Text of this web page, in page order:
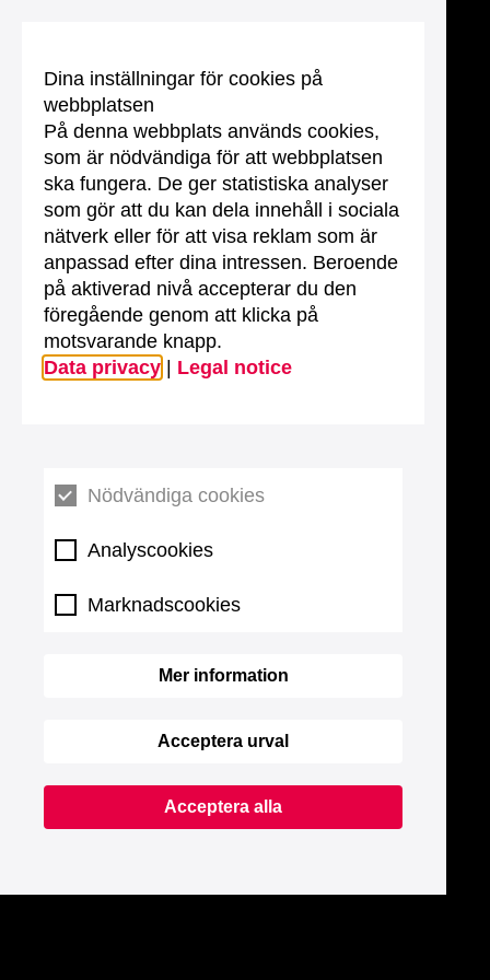
Dina inställningar för cookies på
webbplatsen
På denna webbplats används cookies,
som är nödvändiga för att webbplatsen
ska fungera. De ger statistiska analyser
som gör att du kan dela innehåll i sociala
nätverk eller för att visa reklam som är
anpassad efter dina intressen. Beroende
på aktiverad nivå accepterar du den
föregående genom att klicka på
motsvarande knapp.
Data privacy
Legal notice
Nödvändiga cookies
Analyscookies
Marknadscookies
Mer information
Acceptera urval
Acceptera alla